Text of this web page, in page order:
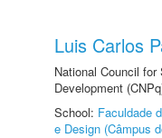
Luis Carlos
National Council
Development
School: Faculdade
e Design (Câmpus